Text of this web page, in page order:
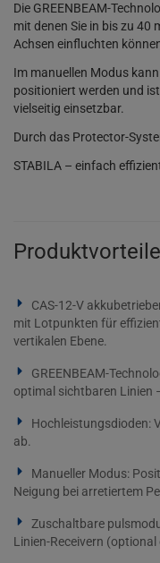
Die GREENBEAM-
mit denen Sie in bis zu 40
Achsen einfluchten
Im manuellen Modus
positioniert werden und
vielseitig einsetzbar.
Durch das Protector-
STABILA – einfach
Produktvorteile
CAS-12-V
mit Lotpunkten für
vertikalen Ebene.
GREENBEAM-
optimal sichtbaren Linien
Hochleistungsdioden:
ab.
Manueller Modus:
Neigung bei arretiertem
Zuschaltbare
Linien-Receivern (optional